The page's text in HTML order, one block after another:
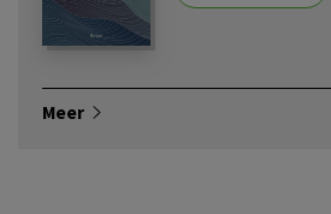
Meer